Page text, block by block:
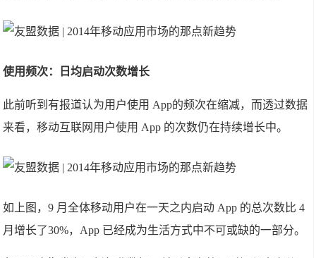
使用频次：日均启动次数增长
此前听到有报道认为用户使用 App的频次在缩减，而透过数据
来看，移动互联网用户使用 App 的次数仍在持续增长中。
如上图，9 月全体移动用户在一天之内启动 App 的总次数比 4
月增长了30%，App 已经成为生活方式中不可或缺的一部分。